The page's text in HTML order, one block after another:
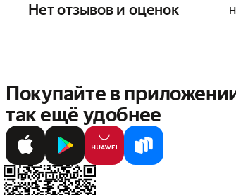
Нет отзывов и оценок
Покупайте в
так ещё удобнее